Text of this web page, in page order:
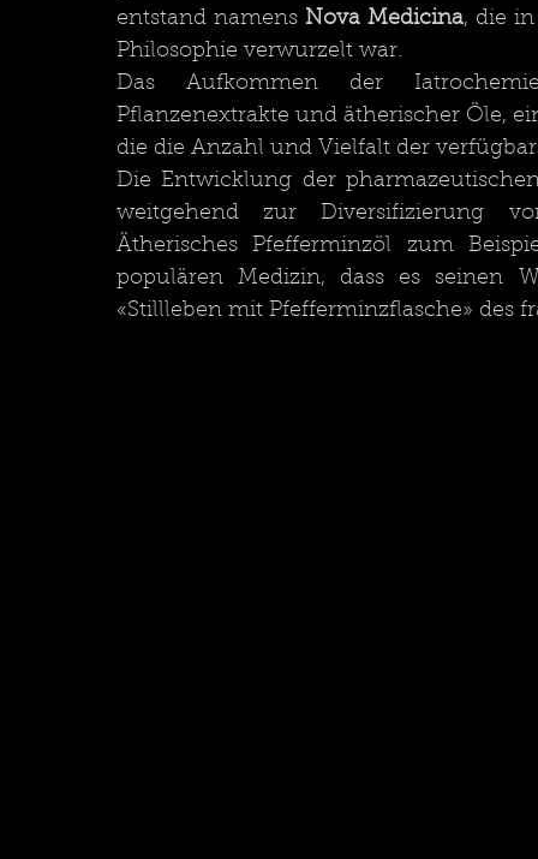
entstand namens Nova Medicina, die
Philosophie verwurzelt war.
Das Aufkommen der
Pflanzenextrakte und ätherischer Öle,
die die Anzahl und Vielfalt der
Die Entwicklung der
weitgehend zur Diversifizierung
Ätherisches Pfefferminzöl zum
populären Medizin, dass es seinen
«Stillleben mit Pfefferminzflasche» des